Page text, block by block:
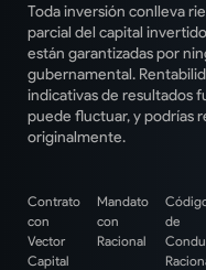
Toda inversión conlleva
parcial del capital
están garantizadas por
gubernamental.
indicativas de resultados
puede fluctuar, y podrías
originalmente.
Contrato
con
Vector
Capital
Mandato
con
Racional
de